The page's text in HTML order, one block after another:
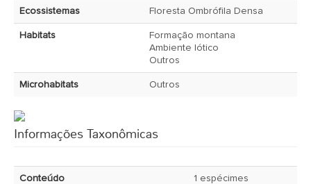
Ecossistemas Floresta Ombrófila Densa
Habitats
Formação montana
Ambiente lótico
Outros
Microhabitats Outros
Informações Taxonômicas
Conteúdo 1 espécimes